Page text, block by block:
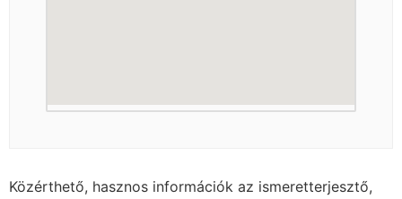
Közérthető, hasznos információk az ismeretterjesztő,